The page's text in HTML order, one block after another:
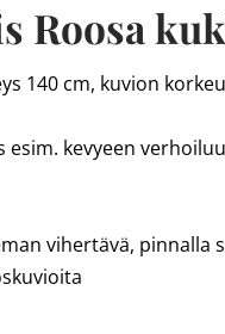
Roosa
140 cm, kuvion
esim. kevyeen
vihertävä, pinnalla